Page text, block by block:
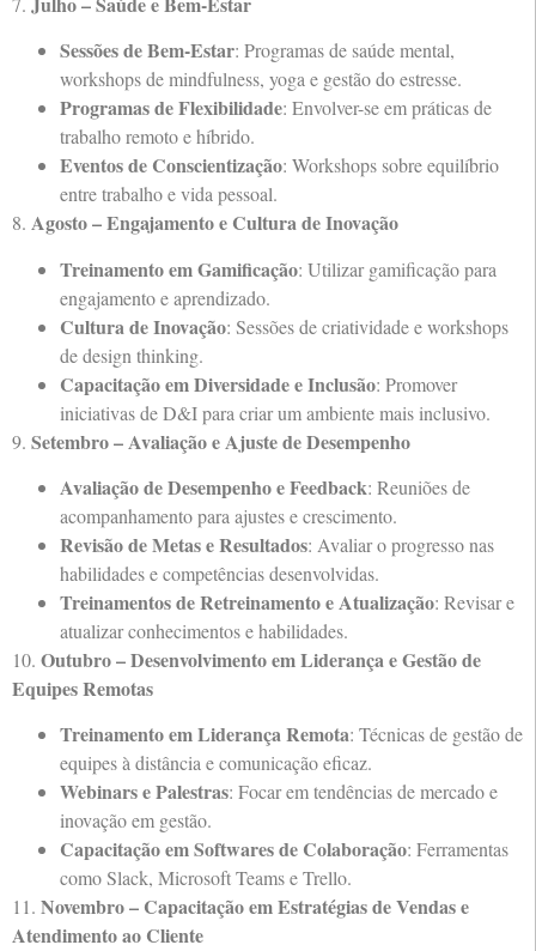
Sessões de Bem-Estar: Programas de saúde mental,
workshops de mindfulness, yoga e gestão do estresse.
Programas de Flexibilidade: Envolver-se em práticas de
trabalho remoto e híbrido.
Eventos de Conscientização: Workshops sobre equilíbrio
entre trabalho e vida pessoal.
8. Agosto – Engajamento e Cultura de Inovação
Treinamento em Gamificação: Utilizar gamificação para
engajamento e aprendizado.
Cultura de Inovação: Sessões de criatividade e workshops
de design thinking.
Capacitação em Diversidade e Inclusão: Promover
iniciativas de D&I para criar um ambiente mais inclusivo.
9. Setembro – Avaliação e Ajuste de Desempenho
Avaliação de Desempenho e Feedback: Reuniões de
acompanhamento para ajustes e crescimento.
Revisão de Metas e Resultados: Avaliar o progresso nas
habilidades e competências desenvolvidas.
Treinamentos de Retreinamento e Atualização: Revisar e
atualizar conhecimentos e habilidades.
10. Outubro – Desenvolvimento em Liderança e Gestão de
Equipes Remotas
Treinamento em Liderança Remota: Técnicas de gestão de
equipes à distância e comunicação eficaz.
Webinars e Palestras: Focar em tendências de mercado e
inovação em gestão.
Capacitação em Softwares de Colaboração: Ferramentas
como Slack, Microsoft Teams e Trello.
11. Novembro – Capacitação em Estratégias de Vendas e
Atendimento ao Cliente